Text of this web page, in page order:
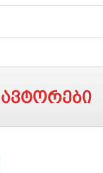
ავტორები